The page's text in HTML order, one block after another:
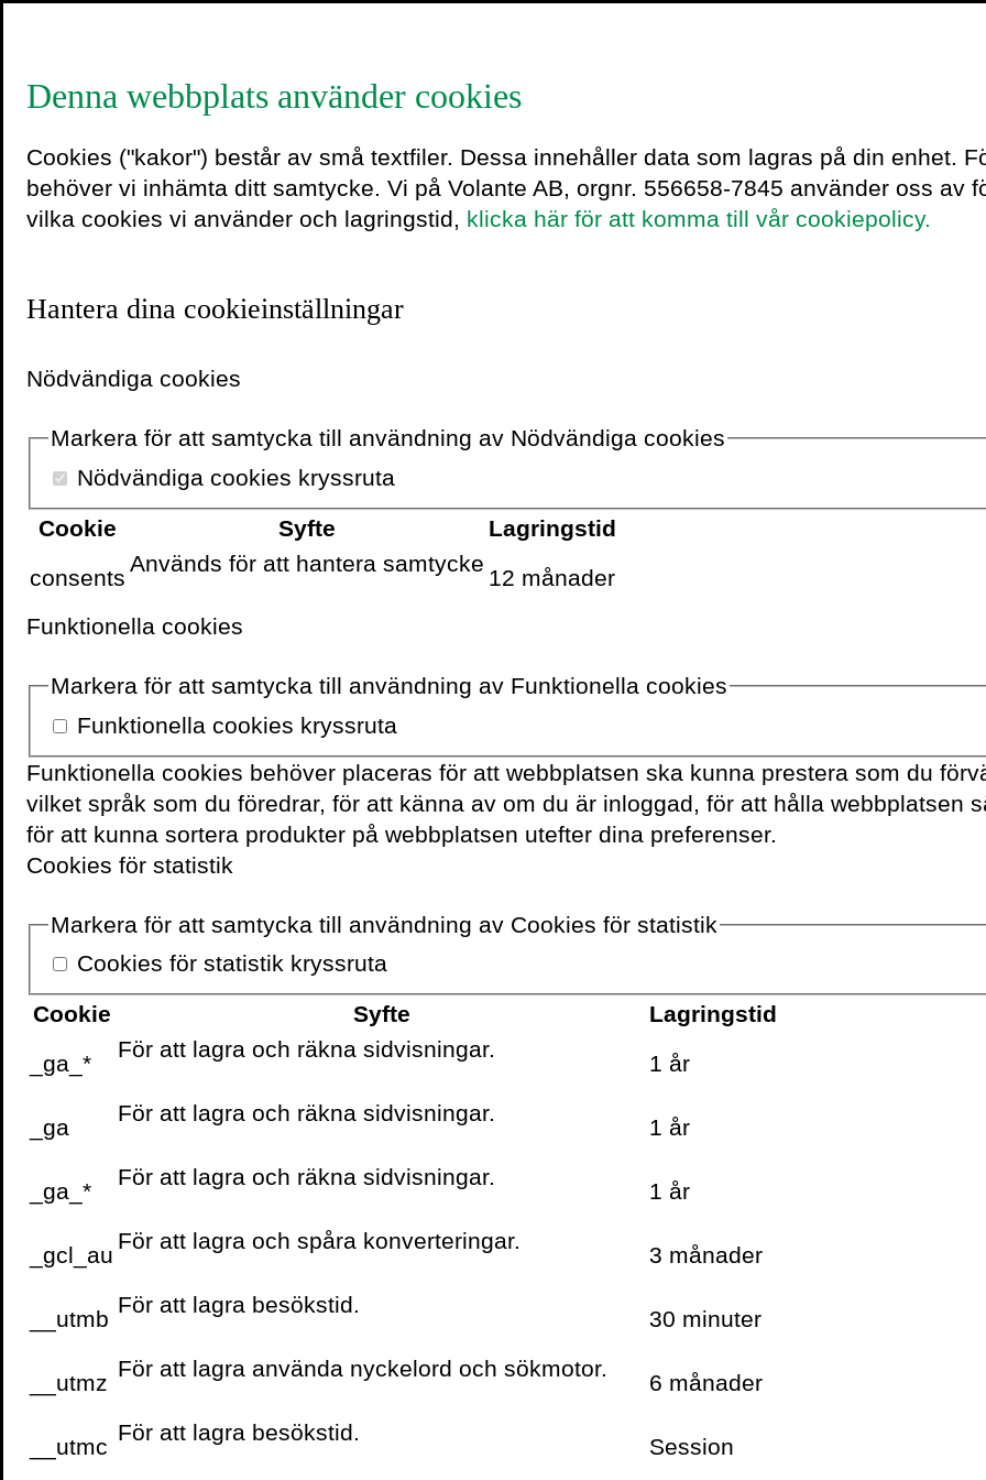
Jan Emanuel
Pressbilder
VOLANTE PÅFACEBOOK VOLANTE PÅTWITTER
VILL DU FÅ VÅRT NYHETSBREV?
evenemang levereras
Denna webbplats använder cookies
Cookies ("kakor") består av små textfiler. Dessa innehåller data som lagras på din enhet.
behöver vi inhämta ditt samtycke. Vi på Volante AB, orgnr. 556658-7845 använder oss av
vilka cookies vi använder och lagringstid, klicka här för att komma till vår cookiepolicy.
Hantera dina cookieinställningar
Nödvändiga cookies
Markera för att samtycka till användning av Nödvändiga cookies
Nödvändiga cookies kryssruta
Cookie Syfte
Lagringstid
consents
Används för att hantera samtycke
12 månader
Funktionella cookies
Markera för att samtycka till användning av Funktionella cookies
Funktionella cookies kryssruta
Funktionella cookies behöver placeras för att webbplatsen ska kunna prestera som du
vilket språk som du föredrar, för att känna av om du är inloggad, för att hålla webbplatsen
för att kunna sortera produkter på webbplatsen utefter dina preferenser.
Cookies för statistik
Markera för att samtycka till användning av Cookies för statistik
Cookies för statistik kryssruta
Cookie Syfte
Lagringstid
_ga_*
För att lagra och räkna sidvisningar.
1 år
_ga
För att lagra och räkna sidvisningar.
1 år
_ga_*
För att lagra och räkna sidvisningar.
1 år
_gcl_au
För att lagra och spåra konverteringar.
3 månader
__utmb
För att lagra besökstid.
30 minuter
__utmz
För att lagra använda nyckelord och sökmotor.
6 månader
__utmc
För att lagra besökstid.
Session